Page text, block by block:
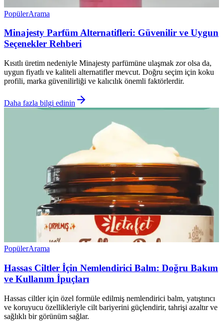
PopülerArama
Minajesty Parfüm Alternatifleri: Güvenilir ve Uygun
Seçenekler Rehberi
Kısıtlı üretim nedeniyle Minajesty parfümüne ulaşmak zor olsa da,
uygun fiyatlı ve kaliteli alternatifler mevcut. Doğru seçim için koku
profili, marka güvenilirliği ve kalıcılık önemli faktörlerdir.
Daha fazla bilgi edinin
PopülerArama
Hassas Ciltler İçin Nemlendirici Balm: Doğru Bakım
ve Kullanım İpuçları
Hassas ciltler için özel formüle edilmiş nemlendirici balm, yatıştırıcı
ve koruyucu özellikleriyle cilt bariyerini güçlendirir, tahrişi azaltır ve
sağlıklı bir görünüm sağlar.